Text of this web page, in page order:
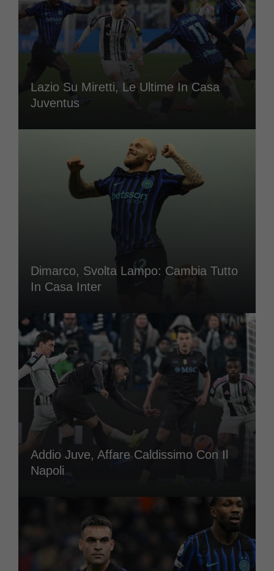
Lazio Su Miretti, Le Ultime In Casa
Juventus
Dimarco, Svolta Lampo: Cambia Tutto
In Casa Inter
Addio Juve, Affare Caldissimo Con Il
Napoli